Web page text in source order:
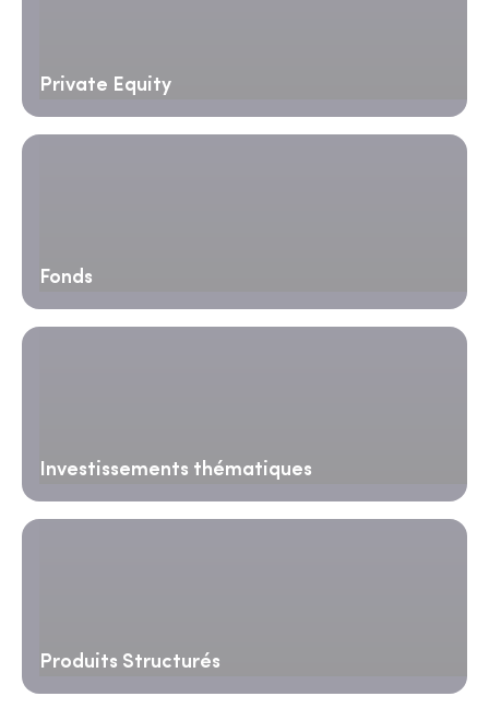
Private Equity
Fonds
Investissements thématiques
Produits Structurés